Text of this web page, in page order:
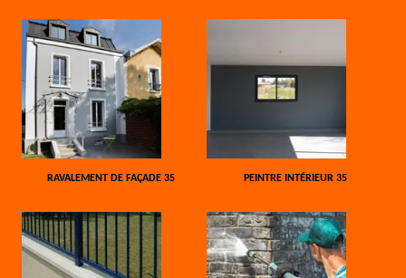
RAVALEMENT DE FAÇADE 35 PEINTRE INTÉRIEUR 35